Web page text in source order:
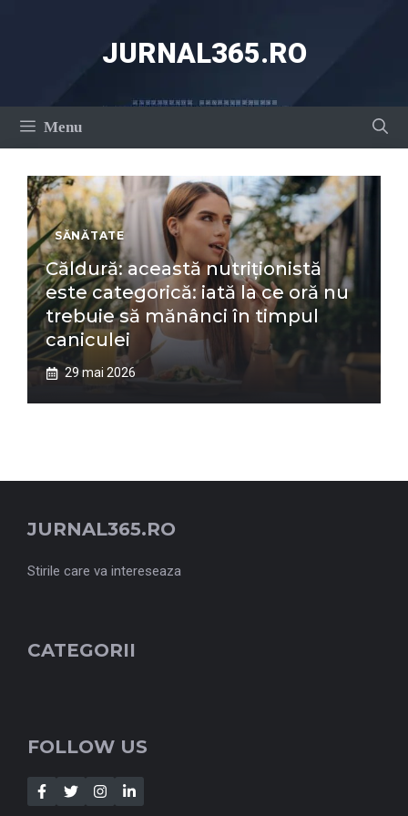
JURNAL365.RO
Menu
SĂNĂTATE
Căldură: această nutriționistă
este categorică: iată la ce oră nu
trebuie să mănânci în timpul
caniculei
29 mai 2026
JURNAL365.RO
Stirile care va intereseaza
CATEGORII
FOLLOW US